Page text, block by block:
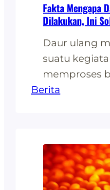
Fakta Mengapa
Dilakukan, Ini
Daur ulang
suatu
memproses
sudah tidak
untuk
terjadinya
sampah,
Berita